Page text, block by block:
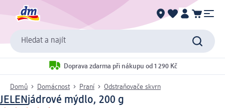
Hledat a najít
Doprava zdarma při nákupu od 1 290 Kč
Domů Domácnost Praní Odstraňovače skvrn
JELENjádrové mýdlo, 200 g